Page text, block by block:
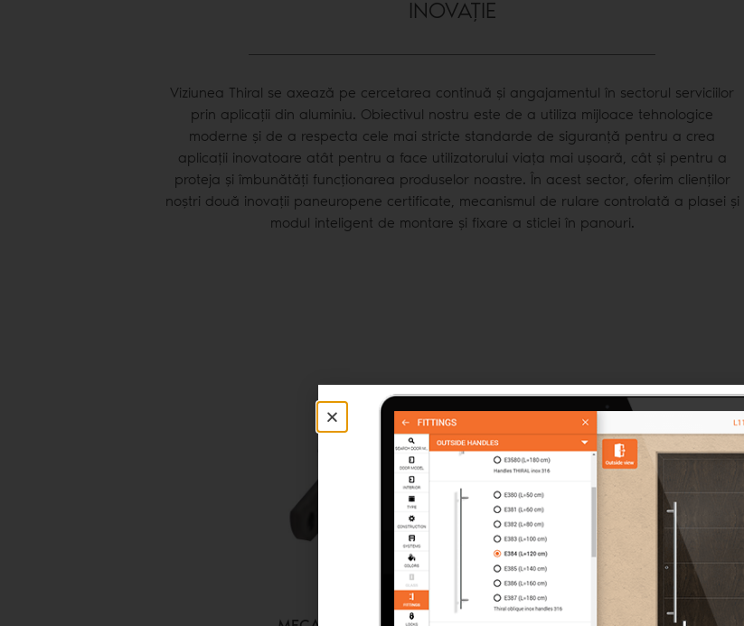
INOVAȚIE
Viziunea Thiral se axează pe cercetarea continuă și angajamentul în sectorul serviciilor
prin aplicații din aluminiu. Obiectivul nostru este de a utiliza mijloace tehnologice
moderne și de a respecta cele mai stricte standarde de siguranță pentru a crea
aplicații inovatoare atât pentru a face utilizatorului viața mai ușoară, cât și pentru a
proteja și îmbunătăți funcționarea produselor noastre. În acest sector, oferim clienților
noștri două inovații paneuropene certificate, mecanismul de rulare controlată a plasei și
modul inteligent de montare și fixare a sticlei în panouri.